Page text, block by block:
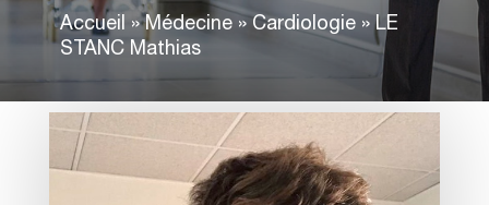
Accueil »Médecine » Cardiologie »LE
STANC Mathias